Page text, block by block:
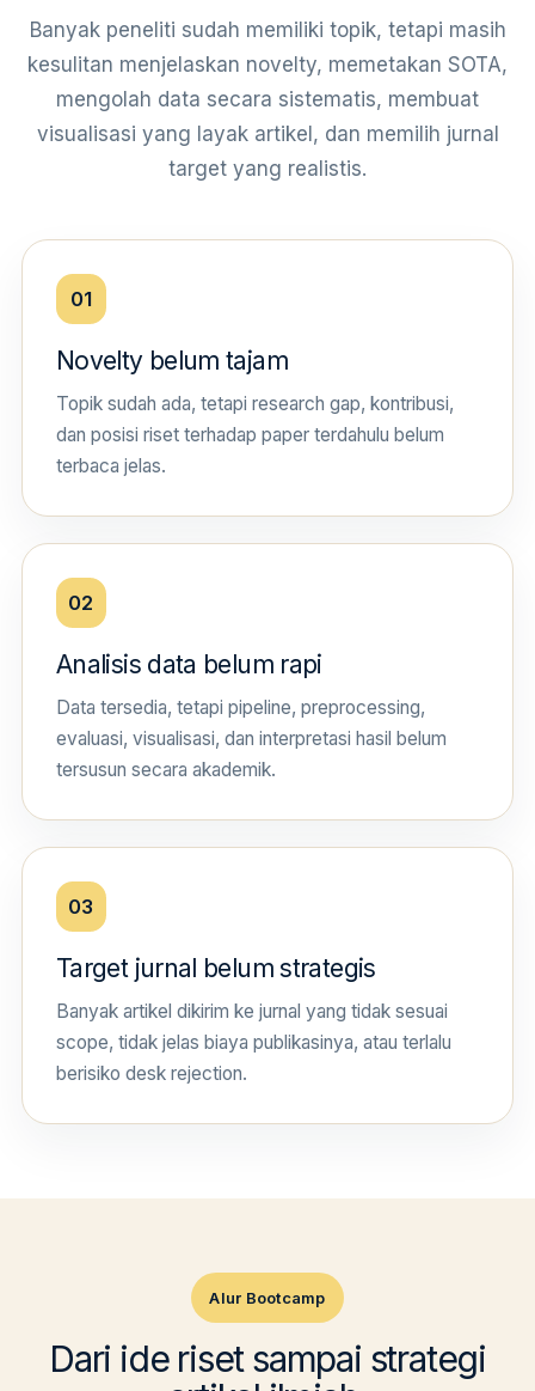
Banyak peneliti sudah memiliki topik, tetapi masih
kesulitan menjelaskan novelty, memetakan SOTA,
mengolah data secara sistematis, membuat
visualisasi yang layak artikel, dan memilih jurnal
target yang realistis.
01
Novelty belum tajam
Topik sudah ada, tetapi research gap, kontribusi,
dan posisi riset terhadap paper terdahulu belum
terbaca jelas.
02
Analisis data belum rapi
Data tersedia, tetapi pipeline, preprocessing,
evaluasi, visualisasi, dan interpretasi hasil belum
tersusun secara akademik.
03
Target jurnal belum strategis
Banyak artikel dikirim ke jurnal yang tidak sesuai
scope, tidak jelas biaya publikasinya, atau terlalu
berisiko desk rejection.
Alur Bootcamp
Dari ide riset sampai strategi